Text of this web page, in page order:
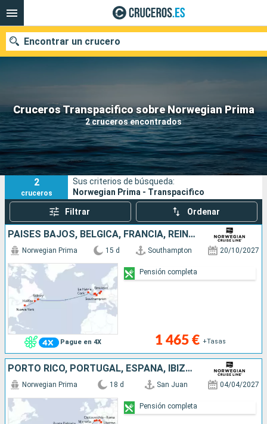
Cruceros Transpacifico sobre Norwegian Prima
2 cruceros encontrados
Encontrar un crucero
Nuestros destinos
Fecha de salida
Puertos Compañías
Buscar
2
cruceros
Sus criterios de búsqueda:
Norwegian Prima - Transpacifico
Filtrar Ordenar
PAISES BAJOS, BÉLGICA, FRANCIA, REINO UNIDO, IRLANDA, CANADÁ, ESTADOS UNIDOS
Pague en 4X
Norwegian Prima 15 d Southampton 20/10/2027
1 465 € +Tasas
Pensión completa
PORTO RICO, PORTUGAL, ESPAÑA, IBIZA, MALLORCA, FRANCIA, ITALIA
Norwegian Prima 18 d San Juan 04/04/2027
Pensión completa